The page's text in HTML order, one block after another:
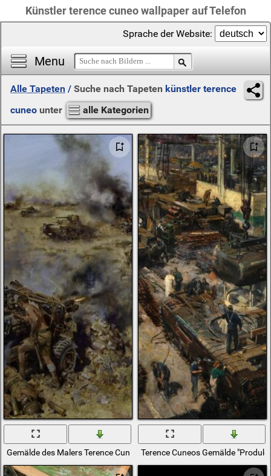
Künstler terence cuneo wallpaper auf Telefon
Menu
Sprache der Website:
Alle Tapeten / Suche nach Tapeten künstler terence
cuneo unter alle Kategorien
Gemälde des Malers Terence Cuneo Schlacht am 6. Juni 1942
Terence Cuneos Gemälde